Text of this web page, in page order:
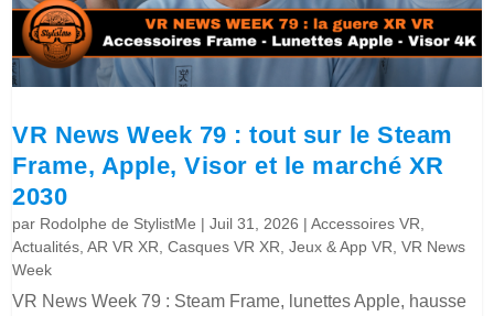
VR News Week 79 : tout sur le Steam
Frame, Apple, Visor et le marché XR
2030
par Rodolphe de StylistMe |Juil 31, 2026 |Accessoires VR
Actualités ,AR VR XR ,Casques VR XR ,Jeux & App VR ,VR News
Week
VR News Week 79 : Steam Frame, lunettes Apple, hausse